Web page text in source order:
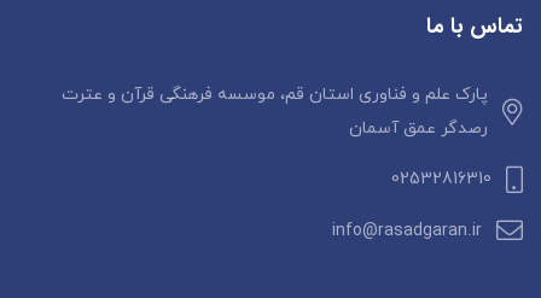
تماس با ما
پارک علم و فناوری استان قم، موسسه فرهنگی قرآن و عترت
رصدگر عمق آسمان
02532816310
info@rasadgaran.ir